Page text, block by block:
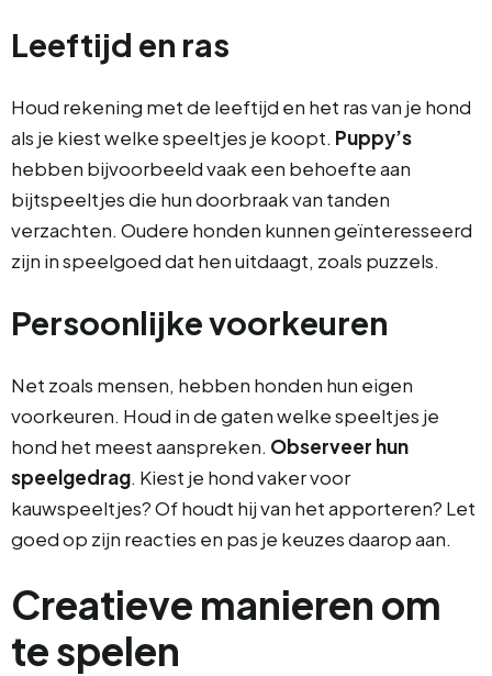
Leeftijd en ras
Houd rekening met de leeftijd en het ras van je hond
als je kiest welke speeltjes je koopt. Puppy’s
hebben bijvoorbeeld vaak een behoefte aan
bijtspeeltjes die hun doorbraak van tanden
verzachten. Oudere honden kunnen geïnteresseerd
zijn in speelgoed dat hen uitdaagt, zoals puzzels.
Persoonlijke voorkeuren
Net zoals mensen, hebben honden hun eigen
voorkeuren. Houd in de gaten welke speeltjes je
hond het meest aanspreken. Observeer hun
speelgedrag. Kiest je hond vaker voor
kauwspeeltjes? Of houdt hij van het apporteren? Let
goed op zijn reacties en pas je keuzes daarop aan.
Creatieve manieren om
te spelen